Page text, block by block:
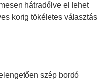
hátradőlve el lehet
korig tökéletes választás
szép bordó